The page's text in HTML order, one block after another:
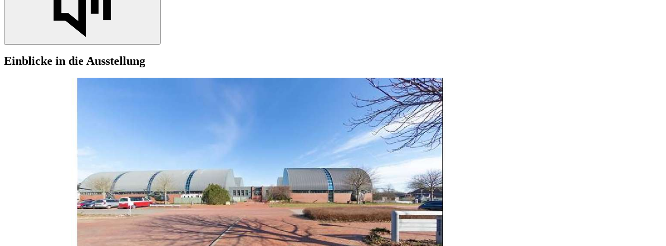
Einblicke in die Ausstellung